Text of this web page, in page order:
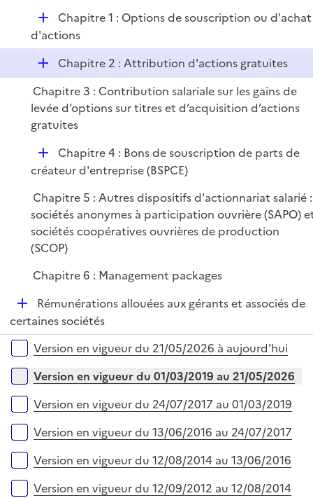
r
l
i
e
r
p
l
i
e
r
D
é
p
e
r
Chapitre 1 : Options de souscription ou d'achat
d'actions
D
é
p
l
i
Chapitre 2 : Attribution d'actions gratuites
Chapitre 3 : Contribution salariale sur les gains de
levée d’options sur titres et d’acquisition d’actions
gratuites
D
é
l
i
e
r
Chapitre 4 : Bons de souscription de parts de
créateur d'entreprise (BSPCE)
Chapitre 5 : Autres dispositifs d'actionnariat salarié :
sociétés anonymes à participation ouvrière (SAPO)
sociétés coopératives ouvrières de production
(SCOP)
Chapitre 6 : Management packages
D
é
p
e
r
Rémunérations allouées aux gérants et associés de
certaines sociétés
Versions sur la période
Version en vigueur du 21/05/2026 à aujourd'hui
Version en vigueur du 01/03/2019 au 21/05/2026
Version en vigueur du 24/07/2017 au 01/03/2019
Version en vigueur du 13/06/2016 au 24/07/2017
Version en vigueur du 12/08/2014 au 13/06/2016
Version en vigueur du 12/09/2012 au 12/08/2014